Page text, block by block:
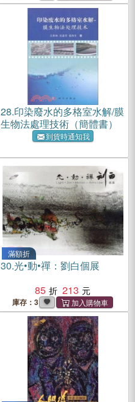
28.印染廢水的多格室水解/膜
生物法處理技術（簡體書）
到貨時通知我
滿額折
30.光•動•禪：劉白個展
85
213
庫存：3